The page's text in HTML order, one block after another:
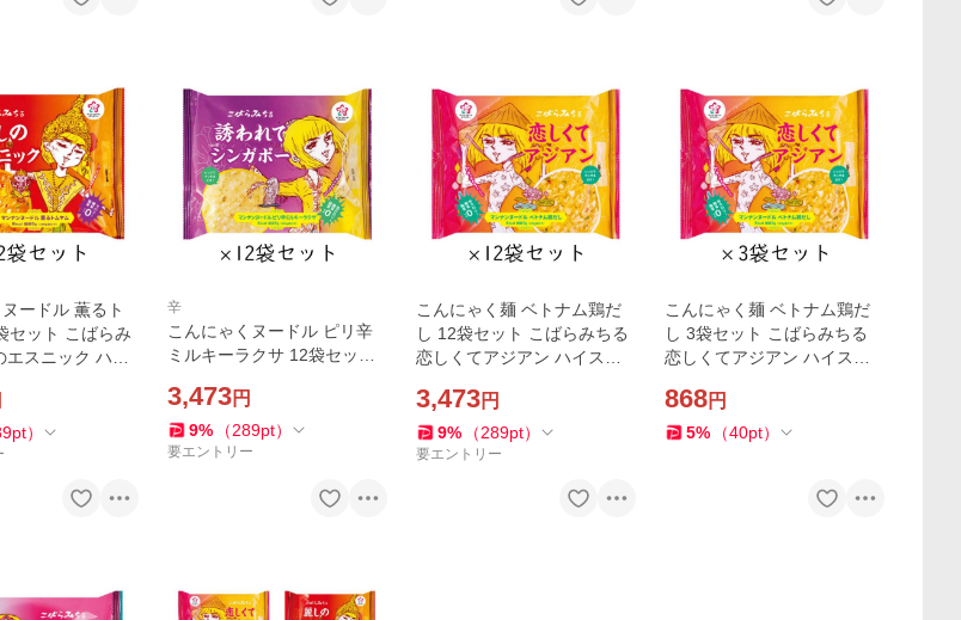
ードル 薫るト
セット こばらみ
スニック ハイ
pt）
辛
こんにゃくヌードル ピリ辛
ミルキーラクサ 12袋セット
ガポー ハイスキー食品
3,473円
9% （289pt）
要エントリー
こんにゃく麺 ベトナム鶏だ
し 12袋セット こばらみちる
恋しくてアジアン ハイスキ
3,473円
9% （289pt）
要エントリー
こんにゃく麺 ベトナム鶏だ
し 3袋セット こばらみちる
恋しくてアジアン ハイスキ
868円
5% （40pt）